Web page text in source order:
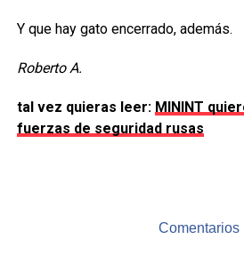
Y que hay gato encerrado, además.
Roberto A.
tal vez quieras leer: MININT
fuerzas de seguridad rusas
Comentarios